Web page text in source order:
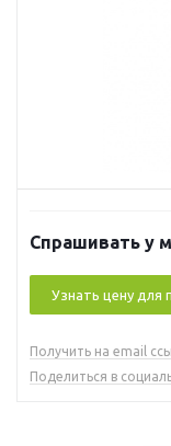
Спрашивать у
Узнать цену для
Получить на email
Поделиться в